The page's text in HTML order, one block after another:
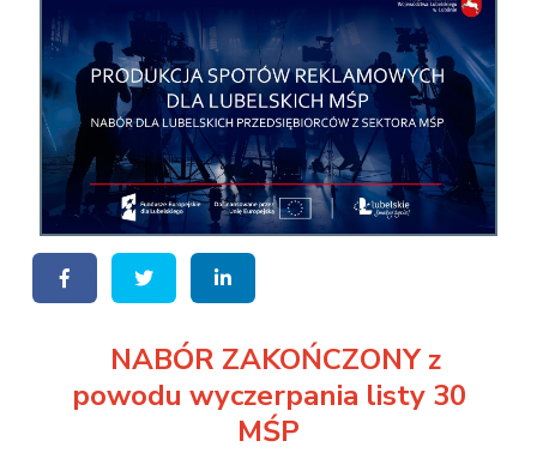
NABÓR ZAKOŃCZONY z
powodu wyczerpania listy 30
MŚP